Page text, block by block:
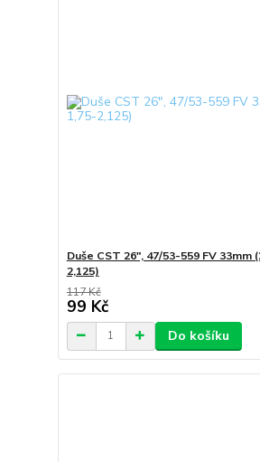
Duše CST 26", 47/53-559 FV 33mm
2,125)
117 Kč
99 Kč
Do košíku